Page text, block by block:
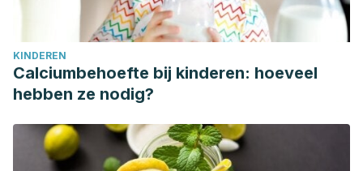
KINDEREN
Calciumbehoefte bij kinderen: hoeveel
hebben ze nodig?